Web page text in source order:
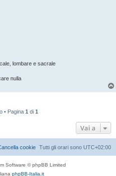
lombare e sacrale
nulla
• Pagina 1 di 1
Vai a
Tutti gli orari sono UTC+02:00
cookie
Software © phpBB Limited
phpBB-Italia.it